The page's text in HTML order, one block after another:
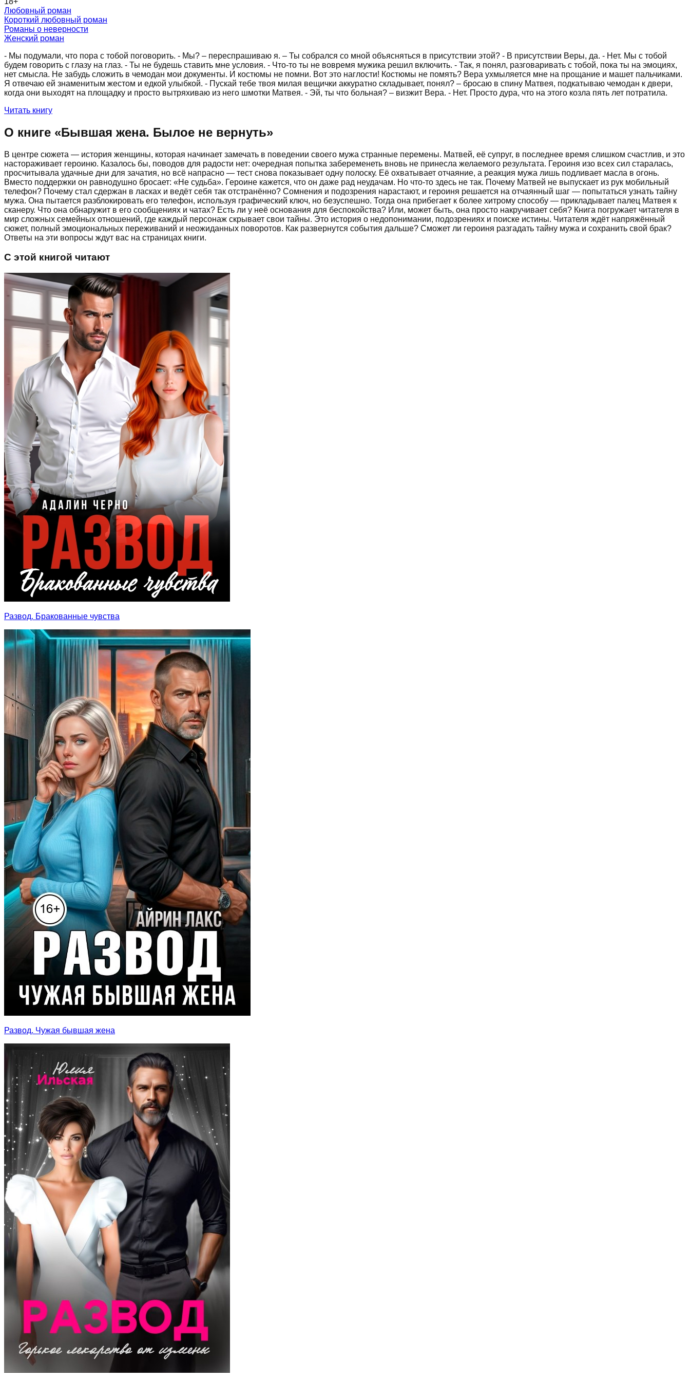
Любовный роман
Короткий любовный роман
Романы о неверности
Женский роман
- Мы подумали, что пора с тобой поговорить. - Мы? – переспрашиваю я. – Ты собрался со мной объясняться в присутствии этой? - В присутствии Веры, да. - Нет. Мы с тобой
будем говорить с глазу на глаз. - Ты не будешь ставить мне условия. - Что-то ты не вовремя мужика решил включить. - Так, я понял, разговаривать с тобой, пока ты на эмоциях,
нет смысла. Не забудь сложить в чемодан мои документы. И костюмы не помни. Вот это наглости! Костюмы не помять? Вера ухмыляется мне на прощание и машет пальчиками.
Я отвечаю ей знаменитым жестом и едкой улыбкой. - Пускай тебе твоя милая вещички аккуратно складывает, понял? – бросаю в спину Матвея, подкатываю чемодан к двери,
когда они выходят на площадку и просто вытряхиваю из него шмотки Матвея. - Эй, ты что больная? – визжит Вера. - Нет. Просто дура, что на этого козла пять лет потратила.
Читать книгу
О книге «Бывшая жена. Былое не вернуть»
В центре сюжета — история женщины, которая начинает замечать в поведении своего мужа странные перемены. Матвей, её супруг, в последнее время слишком счастлив, и это
настораживает героиню. Казалось бы, поводов для радости нет: очередная попытка забеременеть вновь не принесла желаемого результата. Героиня изо всех сил старалась,
просчитывала удачные дни для зачатия, но всё напрасно — тест снова показывает одну полоску. Её охватывает отчаяние, а реакция мужа лишь подливает масла в огонь.
Вместо поддержки он равнодушно бросает: «Не судьба». Героине кажется, что он даже рад неудачам. Но что-то здесь не так. Почему Матвей не выпускает из рук мобильный
телефон? Почему стал сдержан в ласках и ведёт себя так отстранённо? Сомнения и подозрения нарастают, и героиня решается на отчаянный шаг — попытаться узнать тайну
мужа. Она пытается разблокировать его телефон, используя графический ключ, но безуспешно. Тогда она прибегает к более хитрому способу — прикладывает палец Матвея к
сканеру. Что она обнаружит в его сообщениях и чатах? Есть ли у неё основания для беспокойства? Или, может быть, она просто накручивает себя? Книга погружает читателя в
мир сложных семейных отношений, где каждый персонаж скрывает свои тайны. Это история о недопонимании, подозрениях и поиске истины. Читателя ждёт напряжённый
сюжет, полный эмоциональных переживаний и неожиданных поворотов. Как развернутся события дальше? Сможет ли героиня разгадать тайну мужа и сохранить свой брак?
Ответы на эти вопросы ждут вас на страницах книги.
С этой книгой читают
Развод. Бракованные чувства
Развод. Чужая бывшая жена